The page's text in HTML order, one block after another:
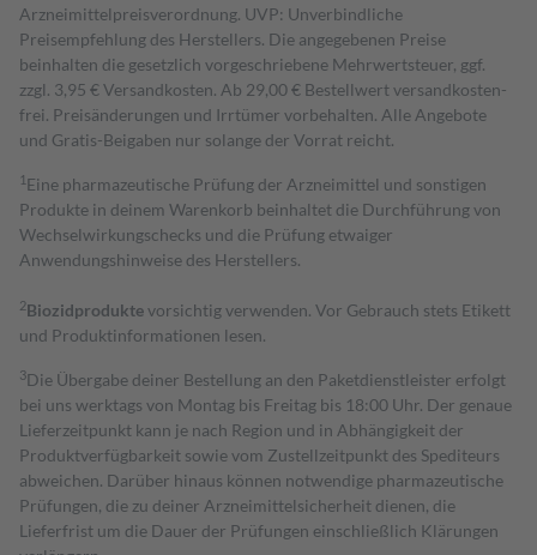
Arzneimittelpreisverordnung. UVP: Unverbindliche
Preisempfehlung des Herstellers. Die angegebenen Preise
beinhalten die gesetzlich vorgeschriebene Mehrwertsteuer, ggf.
zzgl. 3,95 € Versandkosten. Ab 29,00 € Bestell­wert versand­kosten­
frei. Preisänderungen und Irrtümer vorbehalten. Alle Angebote
und Gratis-Beigaben nur solange der Vorrat reicht.
1 Eine pharmazeutische Prüfung der Arzneimittel und sonstigen
Produkte in deinem Warenkorb beinhaltet die Durchführung von
Wechselwirkungschecks und die Prüfung etwaiger
Anwendungshinweise des Herstellers.
2Biozidproduktevorsichtig verwenden. Vor Gebrauch stets Etikett
und Produktinformationen lesen.
3Die Übergabe deiner Bestellung an den Paketdienstleister erfolgt
bei uns werktags von Montag bis Freitag bis 18:00 Uhr. Der genaue
Lieferzeitpunkt kann je nach Region und in Abhängigkeit der
Produktverfügbarkeit sowie vom Zustellzeitpunkt des Spediteurs
abweichen. Darüber hinaus können notwendige pharmazeutische
Prüfungen, die zu deiner Arzneimittelsicherheit dienen, die
Lieferfrist um die Dauer der Prüfungen einschließlich Klärungen